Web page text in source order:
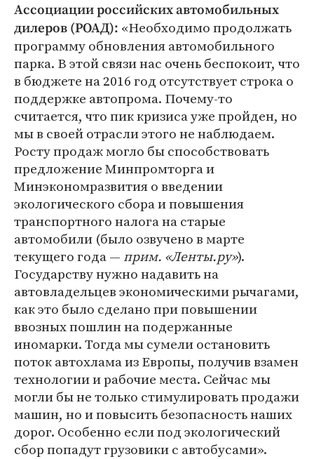
Ассоциации российских автомобильных
дилеров (РОАД): «Необходимо продолжать
программу обновления автомобильного
парка. В этой связи нас очень беспокоит, что
в бюджете на 2016 год отсутствует строка о
поддержке автопрома. Почему-то
считается, что пик кризиса уже пройден, но
мы в своей отрасли этого не наблюдаем.
Росту продаж могло бы способствовать
предложение Минпромторга и
Минэкономразвития о введении
экологического сбора и повышения
транспортного налога на старые
автомобили (было озвучено в марте
текущего года — прим. «Ленты.ру»).
Государству нужно надавить на
автовладельцев экономическими рычагами,
как это было сделано при повышении
ввозных пошлин на подержанные
иномарки. Тогда мы сумели остановить
поток автохлама из Европы, получив взамен
технологии и рабочие места. Сейчас мы
могли бы не только стимулировать продажи
машин, но и повысить безопасность наших
дорог. Особенно если под экологический
сбор попадут грузовики с автобусами».